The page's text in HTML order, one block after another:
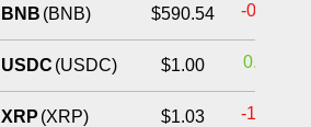
BNB (BNB) $590.54 -0.34%
USDC (USDC) $1.00 0.01%
XRP (XRP) $1.03 -1.36%